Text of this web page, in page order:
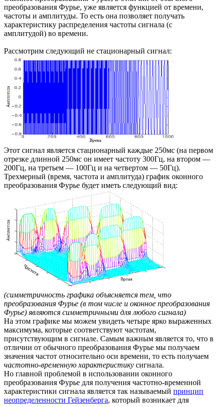
преобразования Фурье, уже является функцией от времени,
частоты и амплитуды. То есть она позволяет получать
характеристику распределения частоты сигнала (с
амплитудой) во времени.
Рассмотрим следующий не стационарный сигнал:
Этот сигнал является стационарный каждые 250мс (на первом
отрезке длинной 250мс он имеет частоту 300Гц, на втором —
200Гц, на третьем — 100Гц и на четвертом — 50Гц).
Трехмерный (время, частота и амплитуда) график оконного
преобразования Фурье будет иметь следующий вид:
(симметричность графика объясняется тем, что
преобразования Фурье (в том числе и оконное преобразования
Фурье) являются симметричными для любого сигнала)
На этом графике мы можем увидеть четыре ярко выраженных
максимума, которые соответствуют частотам,
присутствующим в сигнале. Самым важным является то, что в
отличии от обычного преобразования Фурье мы получаем
значения частот относительно оси времени, то есть получаем
частотно-временную характеристику сигнала.
Но главной проблемой в использовании оконного
преобразования Фурье для получения частотно-временной
характеристики сигнала является так называемый принцип
неопределенности Гейзенберга, который возникает для